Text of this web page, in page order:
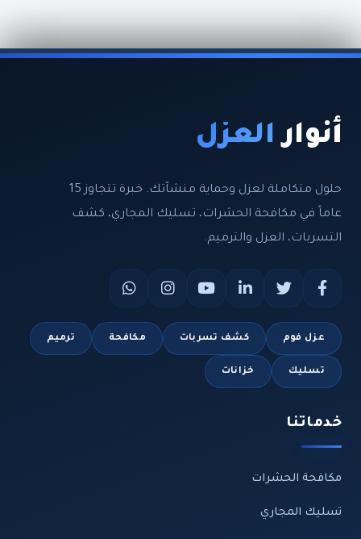
أنوار العزل
حلول متكاملة لعزل وحماية منشآتك. خبرة تتجاوز 15
عاماً في مكافحة الحشرات، تسليك المجاري، كشف
التسربات، العزل والترميم.
عزل فوم كشف تسربات مكافحة ترميم
تسليك خزانات
خدماتنا
مكافحة الحشرات
تسليك المجاري